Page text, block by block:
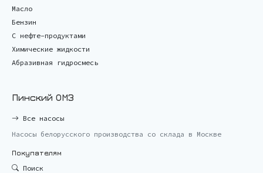
Масло
Бензин
С нефте-продуктами
Химические жидкости
Абразивная гидросмесь
Пинский ОМЗ
Все насосы
Насосы белорусского производства со склада в Москве
Покупателям
Поиск